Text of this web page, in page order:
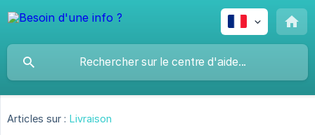
Articles sur : Livraison